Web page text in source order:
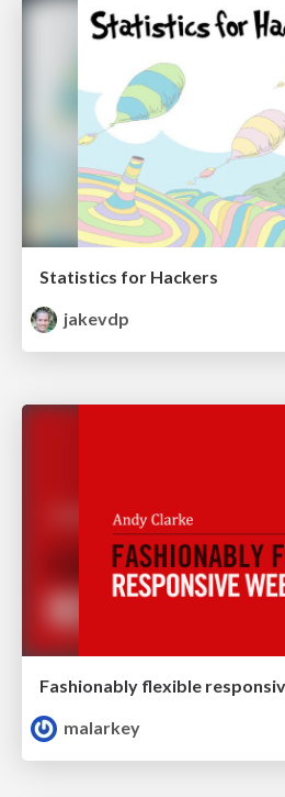
Statistics for Hackers
jakevdp
malarkey